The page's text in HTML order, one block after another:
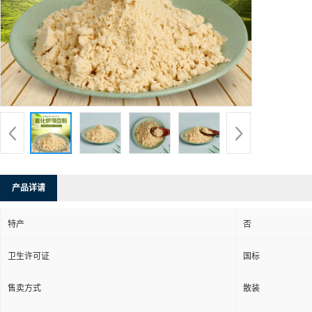
产品详请
特产 否
卫生许可证 国标
售卖方式 散装